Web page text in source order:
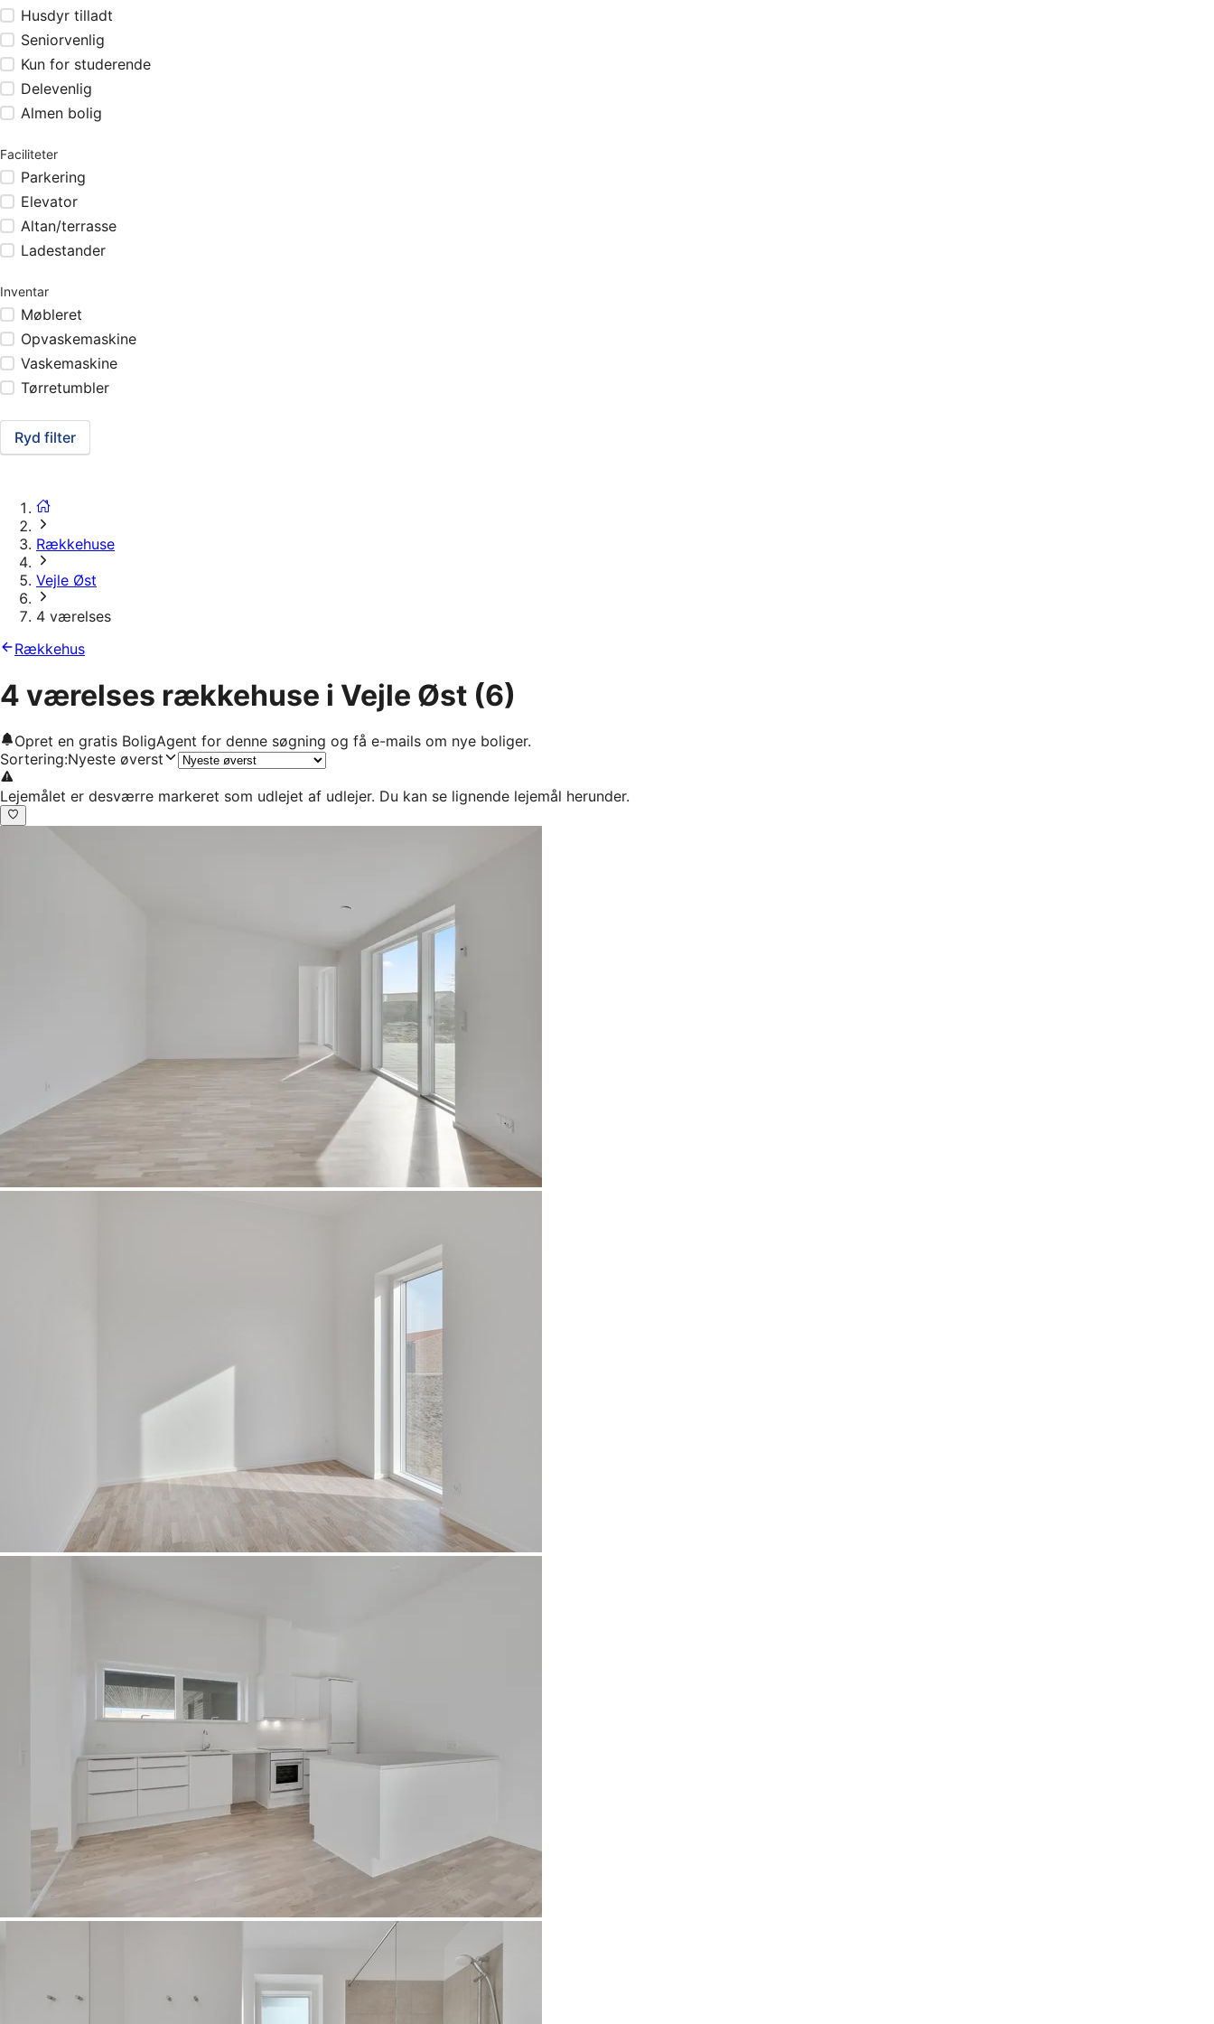
Husdyr tilladt
Seniorvenlig
Kun for studerende
Delevenlig
Almen bolig
Faciliteter
Parkering
Elevator
Altan/terrasse
Ladestander
Inventar
Møbleret
Opvaskemaskine
Vaskemaskine
Tørretumbler
Ryd filter
Rækkehuse
Vejle Øst
4 værelses
Rækkehus
4 værelses rækkehuse i Vejle Øst (6)
Opret en gratis BoligAgent for denne søgning og få e-mails om nye boliger.
Sortering:Nyeste øverst
Lejemålet er desværre markeret som udlejet af udlejer. Du kan se lignende lejemål herunder.